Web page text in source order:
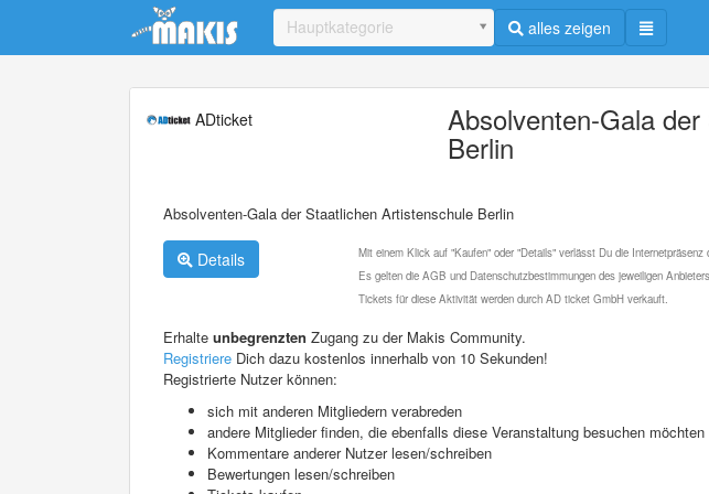
Update cookies preferences
Hauptkategorie alles zeigen
ADticket Absolventen-Gala
Berlin
Absolventen-Gala der Staatlichen Artistenschule Berlin
Details
Mit einem Klick auf "Kaufen" oder "Details" verlässt Du die Internetpräsenz
Es gelten die AGB und Datenschutzbestimmungen des jeweiligen Anbieters.
Tickets für diese Aktivität werden durch AD ticket GmbH verkauft.
Erhalte unbegrenzten Zugang zu der Makis Community.
Registriere Dich dazu kostenlos innerhalb von 10 Sekunden!
Registrierte Nutzer können:
sich mit anderen Mitgliedern verabreden
andere Mitglieder finden, die ebenfalls diese Veranstaltung besuchen möchten
Kommentare anderer Nutzer lesen/schreiben
Bewertungen lesen/schreiben